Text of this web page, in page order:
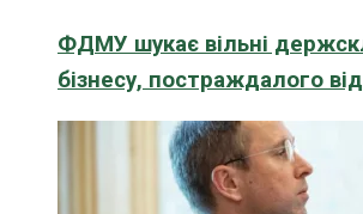
ФДМУ шукає вільні
бізнесу, постраждалого